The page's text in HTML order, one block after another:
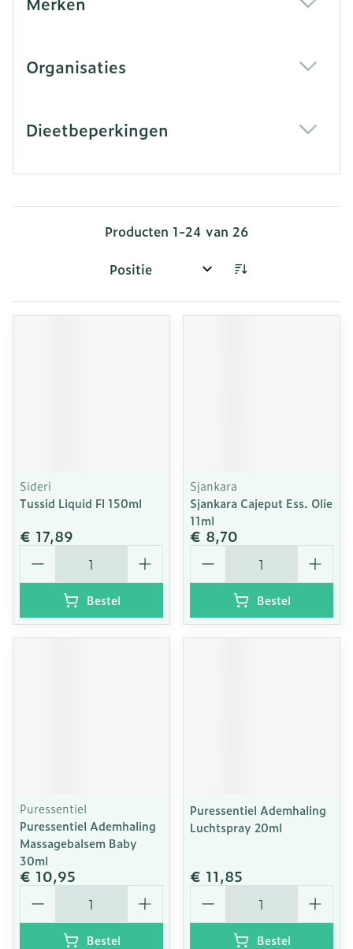
Organisaties
Dieetbeperkingen
Producten 1-24 van 26
Sorteer op:
Sideri
Tussid Liquid Fl 150ml
€ 17,89
Aantal
Bestel
Sjankara
Sjankara Cajeput Ess. Olie
11ml
€ 8,70
Aantal
Bestel
Puressentiel
Puressentiel Ademhaling
Massagebalsem Baby
30ml
€ 10,95
Aantal
Bestel
Puressentiel Ademhaling
Luchtspray 20ml
€ 11,85
Aantal
Bestel